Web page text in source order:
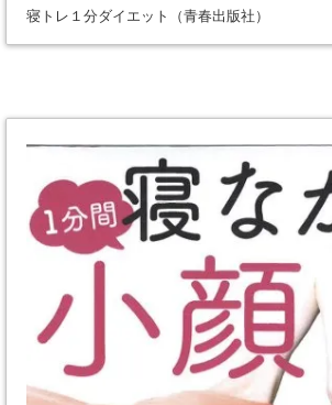
寝トレ１分ダイエット（青春出版社）